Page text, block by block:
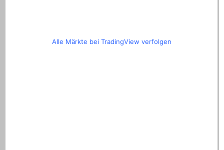
Alle Märkte bei TradingView verfolgen